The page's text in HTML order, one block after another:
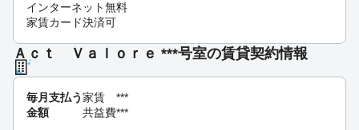
インターネット無料
家賃カード決済可
Ａｃｔ Ｖａｌｏｒｅ ***号室の賃貸契約情報
毎月支払う
金額
家賃
***
共益費***